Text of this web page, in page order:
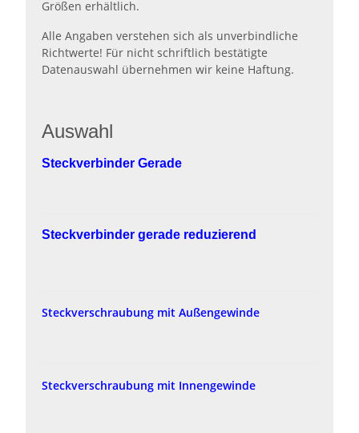
Größen erhältlich.
Alle Angaben verstehen sich als unverbindliche
Richtwerte! Für nicht schriftlich bestätigte
Datenauswahl übernehmen wir keine Haftung.
Auswahl
Steckverbinder Gerade
Steckverbinder gerade reduzierend
Steckverschraubung mit Außengewinde
Steckverschraubung mit Innengewinde